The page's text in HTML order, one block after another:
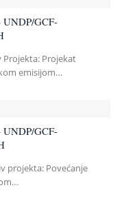
GCF-
Projekat
emisijom…
GCF-
projekta: Povećanje